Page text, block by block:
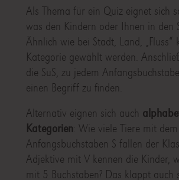
Als Thema für ein Quiz eignet sich
was den Kindern oder Ihnen in den
Ähnlich wie bei Stadt, Land, „Fluss“
Kategorie gewählt werden.
die SuS, zu jedem
einen Begriff zu finden.
Alternativ eignen sich auch
Kategorien : Wie viele Tiere mit dem
Anfangsbuchstaben S fallen der
Adjektive mit V kennen die Kinder,
mit 5 Buchstaben? Das klappt auch